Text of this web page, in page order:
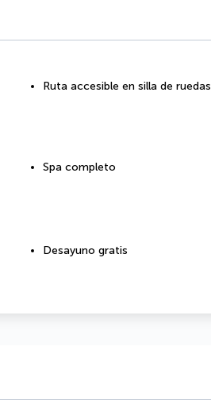
Ruta accesible en silla de ruedas
Spa completo
Desayuno gratis